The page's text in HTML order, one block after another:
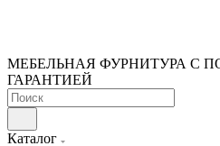
МЕБЕЛЬНАЯ ФУРНИТУРА С
ГАРАНТИЕЙ
Каталог